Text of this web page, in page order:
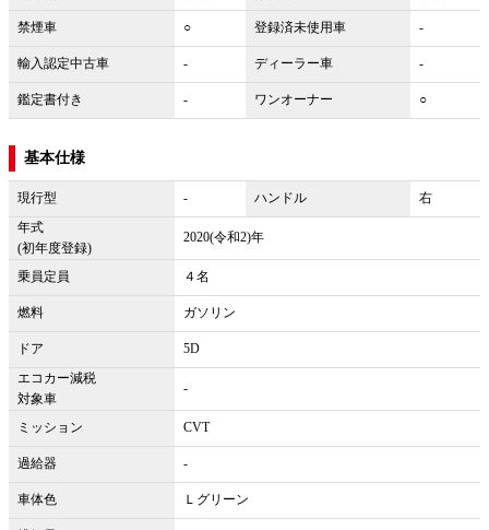
禁煙車 ○ 登録済未使用車 -
輸入認定中古車 - ディーラー車 -
鑑定書付き - ワンオーナー ○
基本仕様
現行型 - ハンドル
右
年式
(初年度登録)
2020(令和2)年
乗員定員 ４名
燃料 ガソリン
ドア
5D
エコカー減税
対象車
-
ミッション CVT
過給器 -
車体色 Ｌグリーン